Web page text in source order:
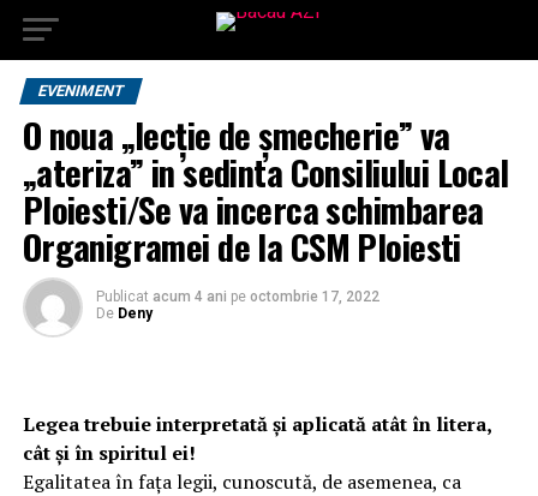
EVENIMENT
O noua „lecție de șmecherie” va
„ateriza” in sedinta Consiliului Local
Ploiesti/Se va incerca schimbarea
Organigramei de la CSM Ploiesti
Publicat acum 4 ani pe octombrie 17, 2022
De Deny
Legea trebuie interpretată şi aplicată atât în litera,
cât şi în spiritul ei!
Egalitatea în fața legii, cunoscută, de asemenea, ca